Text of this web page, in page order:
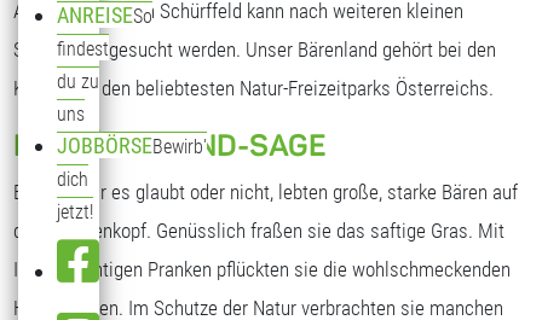
ANREISESo
findest
du zu
uns
JOBBÖRSEBewirb'
dich
jetzt!
Auf einem großen Schürffeld kann nach weiteren kleinen
Silberbären gesucht werden. Unser Bärenland gehört bei den
Kindern zu den beliebtesten Natur-Freizeitparks Österreichs.
DIE BÄRENLAND-SAGE
Einst, ob Ihr es glaubt oder nicht, lebten große, starke Bären auf
dem Sonnenkopf. Genüsslich fraßen sie das saftige Gras. Mit
Ihren mächtigen Pranken pflückten sie die wohlschmeckenden
Heidelbeeren. Im Schutze der Natur verbrachten sie manchen